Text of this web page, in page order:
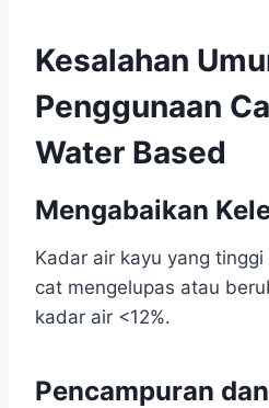
Kesalahan
Penggunaan
Water Based
Mengabaikan
Kadar air kayu yang
cat mengelupas atau
kadar air <12%.
Pencampuran